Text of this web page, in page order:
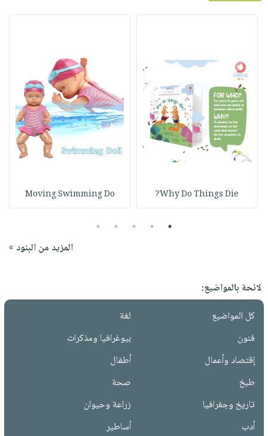
Why Do Things Die?
Moving Swimming Do
1
2
3
4
5
المزيد من البنود »
لائحة بالمواضيع:
كل المواضيع
لغة
فنون
بيوغرافيا ومذكرات
إقتصاد وأعمال
أطفال
طبخ
صحة
تاريخ وجغرافيا
زراعة وحيوان
أدب
أساطير